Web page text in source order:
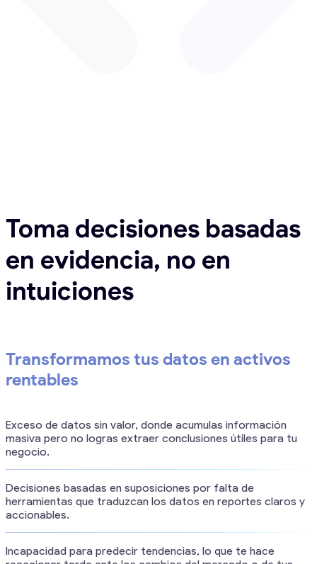
Toma decisiones basadas
en evidencia, no en
intuiciones
Transformamos tus datos en activos
rentables
Exceso de datos sin valor, donde acumulas información
masiva pero no logras extraer conclusiones útiles para tu
negocio.
Decisiones basadas en suposiciones por falta de
herramientas que traduzcan los datos en reportes claros y
accionables.
Incapacidad para predecir tendencias, lo que te hace